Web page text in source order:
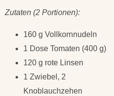
Zutaten (2 Portionen):
160 g Vollkornnudeln
1 Dose Tomaten (400 g)
120 g rote Linsen
1 Zwiebel, 2
Knoblauchzehen